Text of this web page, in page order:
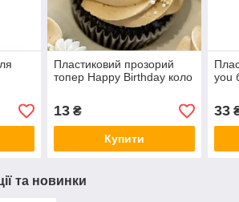
Пластиковий прозорий
топер Happy Birthday коло
13₴
Купити
you
33
та новинки